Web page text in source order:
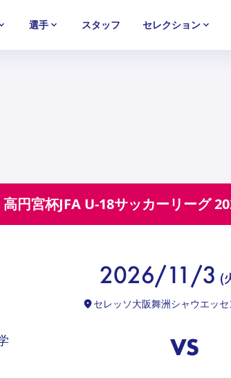
選手 スタッフ セレクション
高円宮杯JFA U-18サッカーリーグ
2026/11/3 (
セレッソ大阪舞洲シャウエッ
VS